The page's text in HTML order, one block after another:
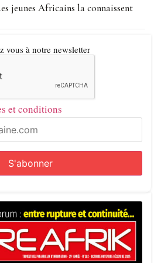
complémentaires. Les
79,2 % des cas, contre
d’interprètes a été
le respect des droits
jeunes Africains la connaissent
vous à notre newsletter
et conditions